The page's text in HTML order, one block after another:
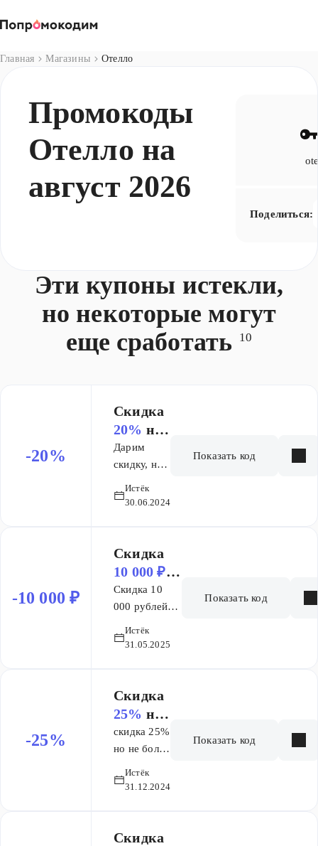
Главная Магазины Отелло
Промокоды
Отелло на
август 2026
Поделиться:
Эти купоны истекли,
но некоторые могут
еще сработать
10
-20%
Скидка
20% на
заказ
Дарим
скидку, но
2000 ₽.
Истёк
30.06.2024
Показать код
-10 000 ₽
Скидка
10 000 ₽
на заказ
Скидка 10
000 рублей
бронировании
рублей
Истёк
31.05.2025
Показать код
-25%
Скидка
25% на
заказ
скидка 25%
но не более
одну
Истёк
31.12.2024
Показать код
Скидка